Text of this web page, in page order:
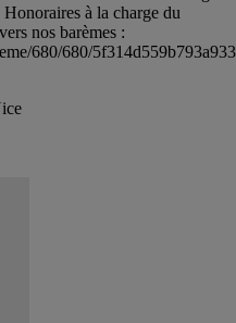
à la charge du
nos barèmes :
680/680/